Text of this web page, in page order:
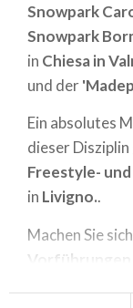
Snowpark
Snowpark
in Chiesa in
und der
Ein absolutes
dieser
Freestyle-
in Livigno..
Machen Sie
Vorführungen